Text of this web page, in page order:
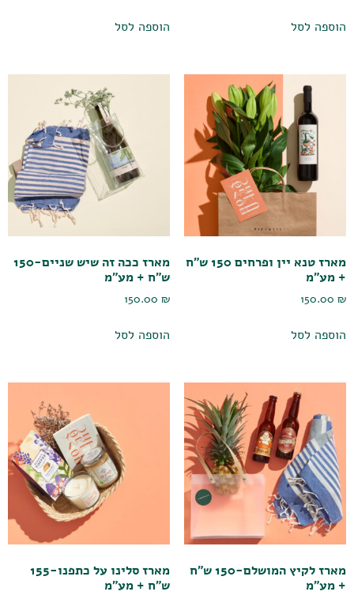
הוספה לסל הוספה לסל
מארז טנא יין ופרחים 150 ש"ח
+ מע"מ
150.00 ₪
הוספה לסל
מארז ככה זה שיש שניים-150
ש"ח + מע"מ
150.00₪
הוספה לסל
מארז לקיץ המושלם-150 ש"ח
+ מע"מ
מארז סלינו על כתפנו-155
ש"ח + מע"מ